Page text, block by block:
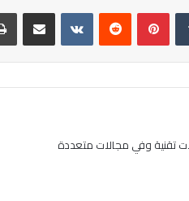
بينتيريست مشاركة عبر البريد
تقنية وفي مجالات متعددة